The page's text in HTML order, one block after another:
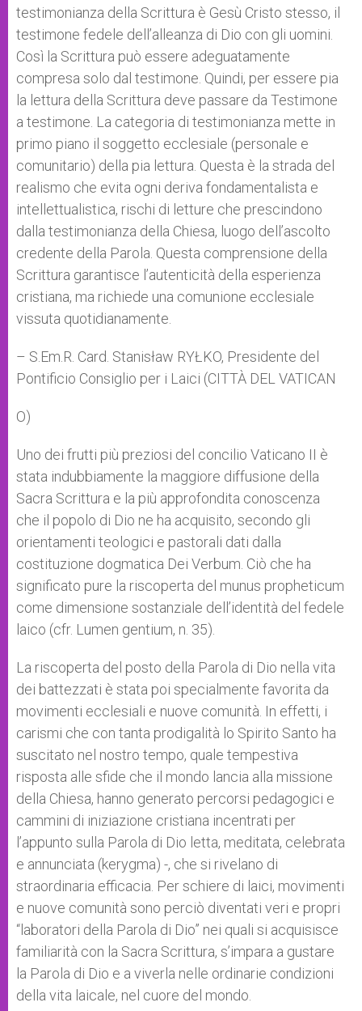
testimonianza della Scrittura è Gesù Cristo stesso, il
testimone fedele dell’alleanza di Dio con gli uomini.
Così la Scrittura può essere adeguatamente
compresa solo dal testimone. Quindi, per essere pia
la lettura della Scrittura deve passare da Testimone
a testimone. La categoria di testimonianza mette in
primo piano il soggetto ecclesiale (personale e
comunitario) della pia lettura. Questa è la strada del
realismo che evita ogni deriva fondamentalista e
intellettualistica, rischi di letture che prescindono
dalla testimonianza della Chiesa, luogo dell’ascolto
credente della Parola. Questa comprensione della
Scrittura garantisce l’autenticità della esperienza
cristiana, ma richiede una comunione ecclesiale
vissuta quotidianamente.
– S.Em.R. Card. Stanisław RYŁKO, Presidente del
Pontificio Consiglio per i Laici (CITTÀ DEL VATICAN
O)
Uno dei frutti più preziosi del concilio Vaticano II è
stata indubbiamente la maggiore diffusione della
Sacra Scrittura e la più approfondita conoscenza
che il popolo di Dio ne ha acquisito, secondo gli
orientamenti teologici e pastorali dati dalla
costituzione dogmatica Dei Verbum. Ciò che ha
significato pure la riscoperta del munus propheticum
come dimensione sostanziale dell’identità del fedele
laico (cfr. Lumen gentium, n. 35).
La riscoperta del posto della Parola di Dio nella vita
dei battezzati è stata poi specialmente favorita da
movimenti ecclesiali e nuove comunità. In effetti, i
carismi che con tanta prodigalità lo Spirito Santo ha
suscitato nel nostro tempo, quale tempestiva
risposta alle sfide che il mondo lancia alla missione
della Chiesa, hanno generato percorsi pedagogici e
cammini di iniziazione cristiana incentrati per
l’appunto sulla Parola di Dio letta, meditata, celebrata
e annunciata (kerygma) -, che si rivelano di
straordinaria efficacia. Per schiere di laici, movimenti
e nuove comunità sono perciò diventati veri e propri
“laboratori della Parola di Dio” nei quali si acquisisce
familiarità con la Sacra Scrittura, s’impara a gustare
la Parola di Dio e a viverla nelle ordinarie condizioni
della vita laicale, nel cuore del mondo.